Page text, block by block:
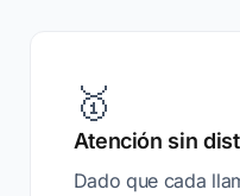
🥇
Atención sin
Dado que cada